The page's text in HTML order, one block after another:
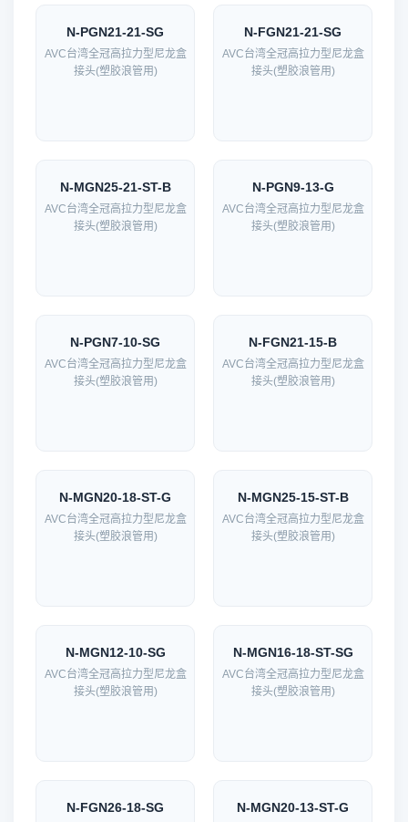
N-PGN21-21-SG
AVC台湾全冠高拉力型尼龙盒
接头(塑胶浪管用)
N-FGN21-21-SG
AVC台湾全冠高拉力型尼龙盒
接头(塑胶浪管用)
N-MGN25-21-ST-B
AVC台湾全冠高拉力型尼龙盒
接头(塑胶浪管用)
N-PGN9-13-G
AVC台湾全冠高拉力型尼龙盒
接头(塑胶浪管用)
N-PGN7-10-SG
AVC台湾全冠高拉力型尼龙盒
接头(塑胶浪管用)
N-FGN21-15-B
AVC台湾全冠高拉力型尼龙盒
接头(塑胶浪管用)
N-MGN20-18-ST-G
AVC台湾全冠高拉力型尼龙盒
接头(塑胶浪管用)
N-MGN25-15-ST-B
AVC台湾全冠高拉力型尼龙盒
接头(塑胶浪管用)
N-MGN12-10-SG
AVC台湾全冠高拉力型尼龙盒
接头(塑胶浪管用)
N-MGN16-18-ST-SG
AVC台湾全冠高拉力型尼龙盒
接头(塑胶浪管用)
N-FGN26-18-SG N-MGN20-13-ST-G